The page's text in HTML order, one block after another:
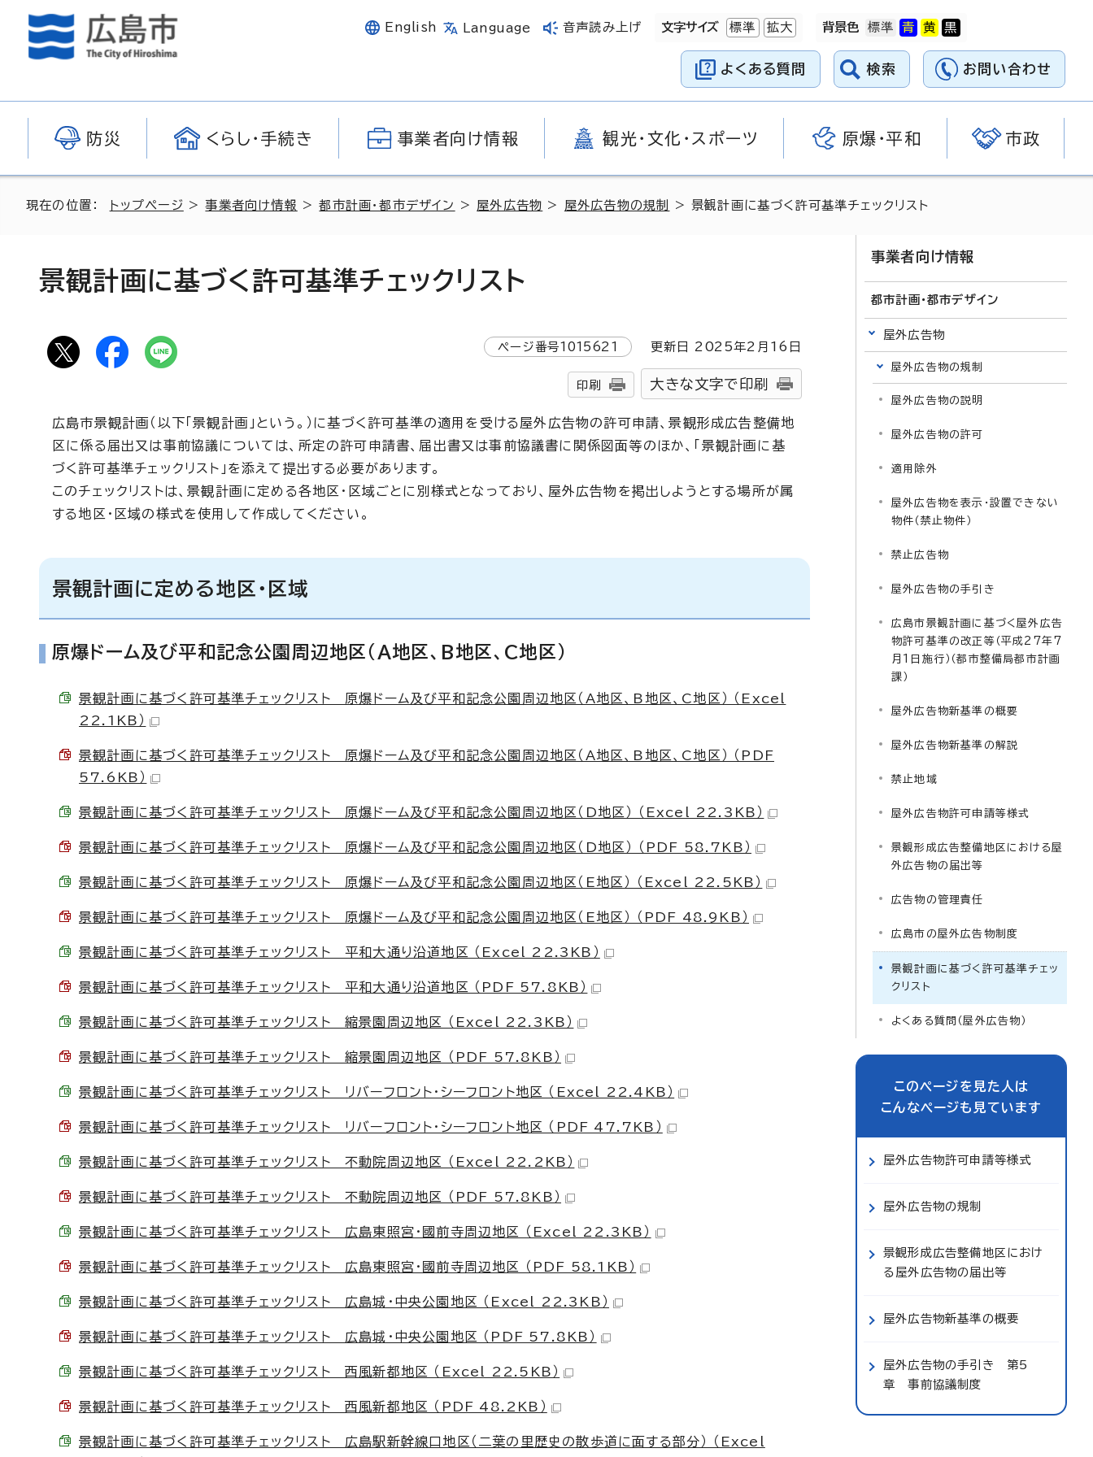
English Language 音声読み上げ 文字サイズ 標準 拡大 背景色
よくある質問 検索 お問い合わせ
防災 くらし・手続き 事業者向け情報 観光・文化・スポーツ 原爆・平和 市政
現在の位置： トップページ >事業者向け情報 >都市計画・都市デザイン > 屋外広告物 > 屋外広告物の規制 > 景観計画に基づく許可基準チェックリスト
景観計画に基づく許可基準チェックリスト
ページ番号1015621 更新日 2025年2月 16 日
印刷 大きな文字で印刷
広島市景観計画（以下「景観計画」という。）に基づく許可基準の適用を受ける屋外広告物の許可申請、景観形成広告整備地
区に係る届出又は事前協議については、所定の許可申請書、届出書又は事前協議書に関係図面等のほか、「景観計画に基
づく許可基準チェックリスト」を添えて提出する必要があります。
このチェックリストは、景観計画に定める各地区・区域ごとに別様式となっており、屋外広告物を掲出しようとする場所が属
する地区・区域の様式を使用して作成してください。
景観計画に定める地区・区域
原爆ドーム及び平和記念公園周辺地区（A地区、B地区、C地区）
景観計画に基づく許可基準チェックリスト 原爆ドーム及び平和記念公園周辺地区（A地区、B地区、C地区） （Excel
22.1KB）
景観計画に基づく許可基準チェックリスト 原爆ドーム及び平和記念公園周辺地区（A地区、B地区、C地区） （PDF
57.6KB）
景観計画に基づく許可基準チェックリスト 原爆ドーム及び平和記念公園周辺地区（D地区） （Excel 22.3KB）
景観計画に基づく許可基準チェックリスト 原爆ドーム及び平和記念公園周辺地区（D地区） （PDF 58.7KB）
景観計画に基づく許可基準チェックリスト 原爆ドーム及び平和記念公園周辺地区（E地区） （Excel 22.5KB）
景観計画に基づく許可基準チェックリスト 原爆ドーム及び平和記念公園周辺地区（E地区） （PDF 48.9KB）
景観計画に基づく許可基準チェックリスト 平和大通り沿道地区 （Excel 22.3KB）
景観計画に基づく許可基準チェックリスト 平和大通り沿道地区 （PDF 57.8KB）
景観計画に基づく許可基準チェックリスト 縮景園周辺地区 （Excel 22.3KB）
景観計画に基づく許可基準チェックリスト 縮景園周辺地区 （PDF 57.8KB）
景観計画に基づく許可基準チェックリスト リバーフロント・シーフロント地区 （Excel 22.4KB）
景観計画に基づく許可基準チェックリスト リバーフロント・シーフロント地区 （PDF 47.7KB）
景観計画に基づく許可基準チェックリスト 不動院周辺地区 （Excel 22.2KB）
景観計画に基づく許可基準チェックリスト 不動院周辺地区 （PDF 57.8KB）
景観計画に基づく許可基準チェックリスト 広島東照宮・國前寺周辺地区 （Excel 22.3KB）
景観計画に基づく許可基準チェックリスト 広島東照宮・國前寺周辺地区 （PDF 58.1KB）
景観計画に基づく許可基準チェックリスト 広島城・中央公園地区 （Excel 22.3KB）
景観計画に基づく許可基準チェックリスト 広島城・中央公園地区 （PDF 57.8KB）
景観計画に基づく許可基準チェックリスト 西風新都地区 （Excel 22.5KB）
景観計画に基づく許可基準チェックリスト 西風新都地区 （PDF 48.2KB）
景観計画に基づく許可基準チェックリスト 広島駅新幹線口地区（二葉の里歴史の散歩道に面する部分） （Excel
事業者向け情報
都市計画・都市デザイン
屋外広告物
屋外広告物の規制
屋外広告物の説明
屋外広告物の許可
適用除外
屋外広告物を表示・設置できない
物件（禁止物件）
禁止広告物
屋外広告物の手引き
広島市景観計画に基づく屋外広告
物許可基準の改正等（平成27年7
月1日施行）（都市整備局都市計画
課）
屋外広告物新基準の概要
屋外広告物新基準の解説
禁止地域
屋外広告物許可申請等様式
景観形成広告整備地区における屋
外広告物の届出等
広告物の管理責任
広島市の屋外広告物制度
景観計画に基づく許可基準チェッ
クリスト
よくある質問（屋外広告物）
このページを見た人は
こんなページも見ています
屋外広告物許可申請等様式
屋外広告物の規制
景観形成広告整備地区におけ
る屋外広告物の届出等
屋外広告物新基準の概要
屋外広告物の手引き 第5
章 事前協議制度